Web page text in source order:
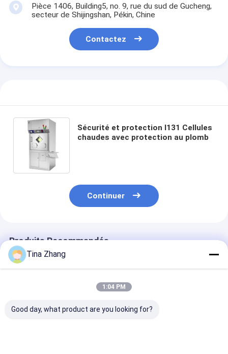
Pièce 1406, Building5, no. 9, rue du sud de Gucheng,
secteur de Shijingshan, Pékin, Chine
Contactez
Sécurité et protection I131 Cellules
chaudes avec protection au plomb
Continuer
Produits Recommandés
Tina Zhang
1:04 PM
Good day, what product are you looking for?